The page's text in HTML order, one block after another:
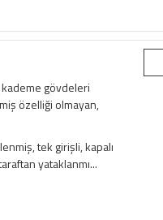
gövdeleri
özelliği olmayan,
tek girişli, kapalı
yataklanmı...